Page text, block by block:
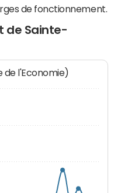
de fonctionnement.
de Sainte-
de l'Economie)